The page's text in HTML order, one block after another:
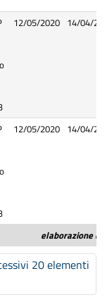
elaborazione
12/05/2020 14/04/
12/05/2020 14/04/
20 elementi